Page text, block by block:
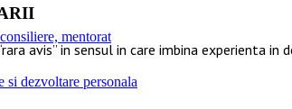
mentorat
si dezvoltare personala
avis” in sensul in care imbina experienta